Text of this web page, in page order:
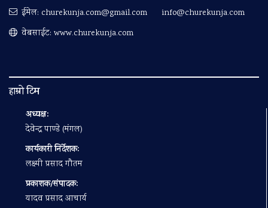
ईमेल: churekunja.com@gmail.com
info@churekunja.com
वेबसाईट: www.churekunja.com
हाम्रो टिम
अध्यक्ष:
देवेन्द्र पाण्डे (मंगल)
कार्यकारी निर्देशक:
लक्ष्मी प्रसाद गौतम
प्रकाशक/संपादक:
यादव प्रसाद आचार्य